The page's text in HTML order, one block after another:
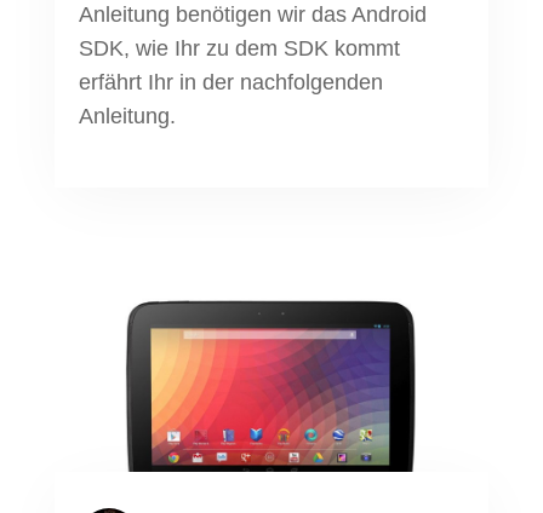
Anleitung benötigen wir das Android
SDK, wie Ihr zu dem SDK kommt
erfährt Ihr in der nachfolgenden
Anleitung.